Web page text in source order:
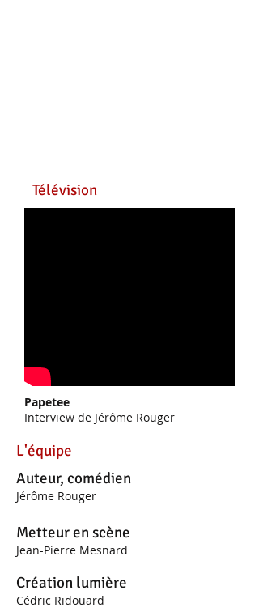
Télévision
Papetee
Interview de Jérôme Rouger
L'équipe
Auteur, comédien
Jérôme Rouger
Metteur en scène
Jean-Pierre Mesnard
Création lumière
Cédric Ridouard